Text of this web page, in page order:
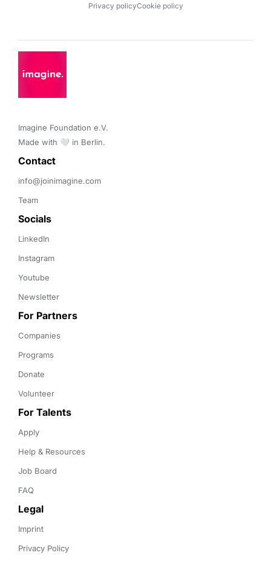
Privacy policyCookie policy
Imagine Foundation e.V.
Made with 🤍 in Berlin.
Contact
info@joinimagine.com
Team
Socials
LinkedIn
Instagram
Youtube
Newsletter
For Partners
Companies
Programs
Donate
Volunteer
For Talents
Apply
Help & Resources
Job Board
FAQ
Legal
Imprint
Privacy Policy